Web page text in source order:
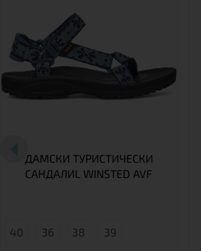
ДАМСКИ ТУРИСТИЧЕСКИ
САНДАЛИL WINSTED AVF
40 36 38 39